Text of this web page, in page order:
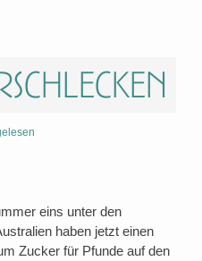
eins unter den
haben jetzt einen
Zucker für Pfunde auf den